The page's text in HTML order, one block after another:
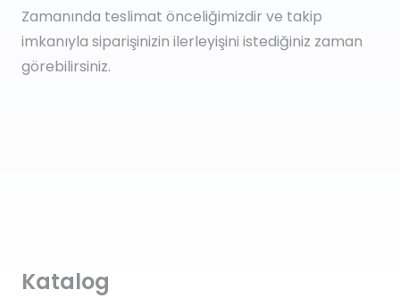
Zamanında teslimat önceliğimizdir ve takip
imkanıyla siparişinizin ilerleyişini istediğiniz zaman
görebilirsiniz.
Katalog